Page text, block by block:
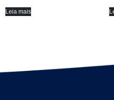
Leia mais